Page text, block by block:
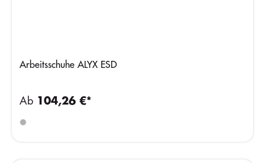
Arbeitsschuhe ALYX ESD
Ab 104,26 €*